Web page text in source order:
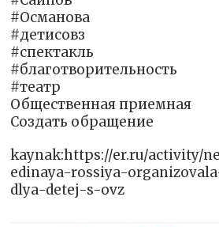
#Османова
#детисовз
#спектакль
#благотворительность
#театр
Общественная приемная
Создать обращение
kaynak:https://er.ru/activity/
edinaya-rossiya-
dlya-detej-s-ovz